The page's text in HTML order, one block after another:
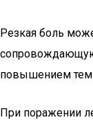
Резкая боль
повышением
При поражении